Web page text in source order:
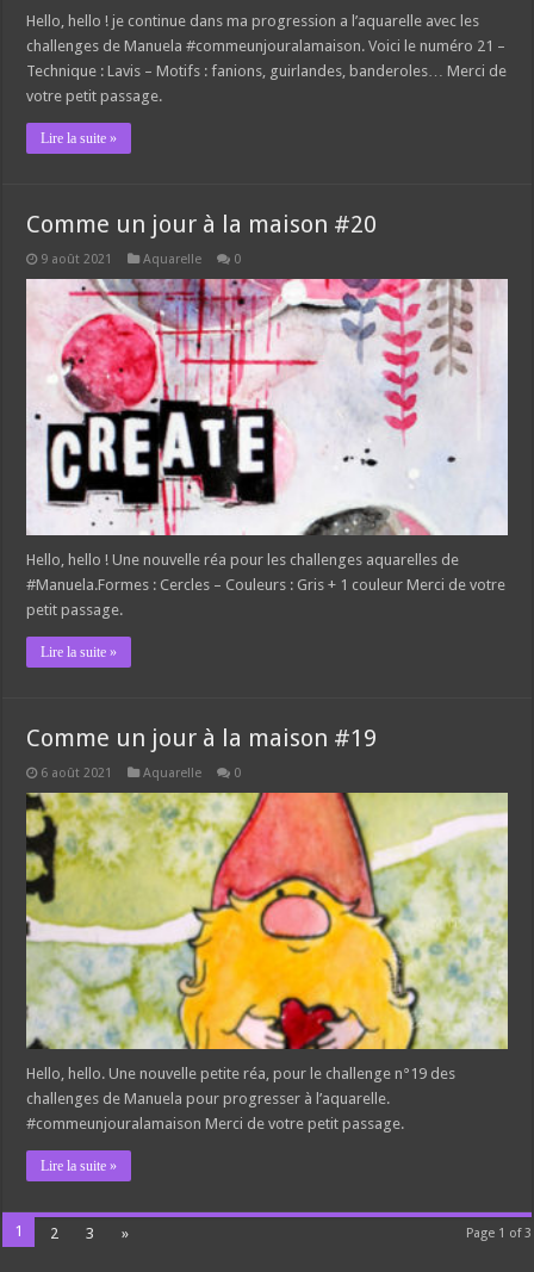
Hello, hello ! je continue dans ma progression a l’aquarelle avec les
challenges de Manuela #commeunjouralamaison. Voici le numéro 21 –
Technique : Lavis – Motifs : fanions, guirlandes, banderoles… Merci de
votre petit passage.
Lire la suite »
Comme un jour à la maison #20
9 août 2021 Aquarelle 0
Hello, hello ! Une nouvelle réa pour les challenges aquarelles de
#Manuela.Formes : Cercles – Couleurs : Gris + 1 couleur Merci de votre
petit passage.
Lire la suite »
Comme un jour à la maison #19
6 août 2021 Aquarelle 0
Hello, hello. Une nouvelle petite réa, pour le challenge n°19 des
challenges de Manuela pour progresser à l’aquarelle.
#commeunjouralamaison Merci de votre petit passage.
Lire la suite »
Page 1 of 3
1 2 3 »